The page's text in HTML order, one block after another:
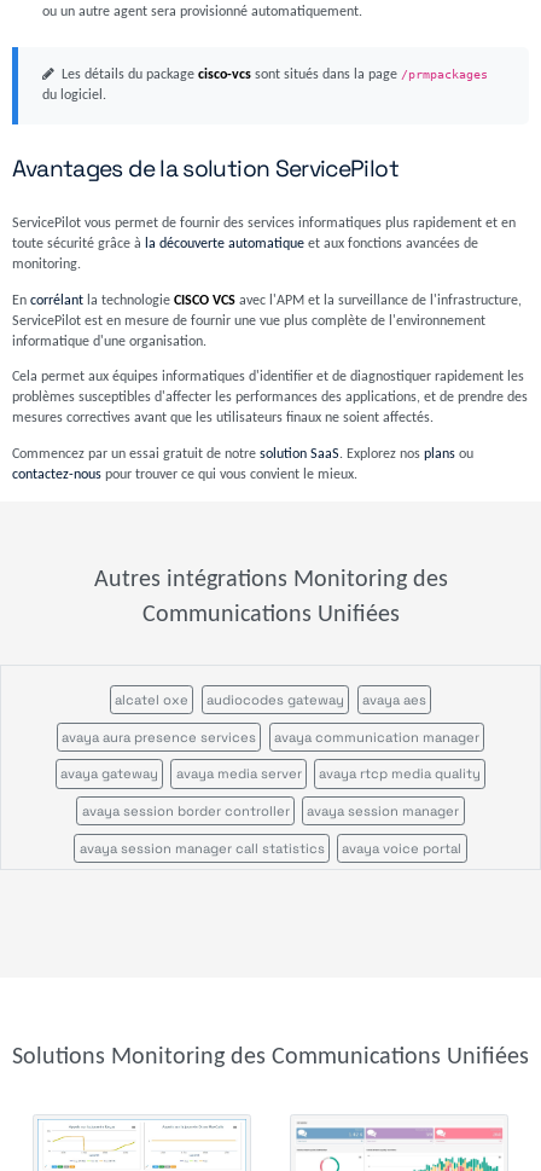
ou un autre agent sera provisionné automatiquement.
Les détails du package cisco-vcssont situés dans la page /prmpackages
du logiciel.
Avantages de la solution ServicePilot
ServicePilot vous permet de fournir des services informatiques plus rapidement et en
toute sécurité grâce à la découverte automatiqueet aux fonctions avancées de
monitoring.
En corrélantla technologie CISCO VCSavec l'APM et la surveillance de l'infrastructure,
ServicePilot est en mesure de fournir une vue plus complète de l'environnement
informatique d'une organisation.
Cela permet aux équipes informatiques d'identifier et de diagnostiquer rapidement les
problèmes susceptibles d'affecter les performances des applications, et de prendre des
mesures correctives avant que les utilisateurs finaux ne soient affectés.
Commencez par un essai gratuit de notre solution SaaS. Explorez nos plansou
contactez-nouspour trouver ce qui vous convient le mieux.
Autres intégrations Monitoring des
Communications Unifiées
alcatel oxe audiocodes gateway avaya aes
avaya aura presence services avaya communication manager
avaya gateway avaya media server avaya rtcp media quality
avaya session border controller avaya session manager
avaya session manager call statistics avaya voice portal
cisco gateway
cisco usp cisco voice gateway stats cisco voice peers
Solutions Monitoring des Communications Unifiées